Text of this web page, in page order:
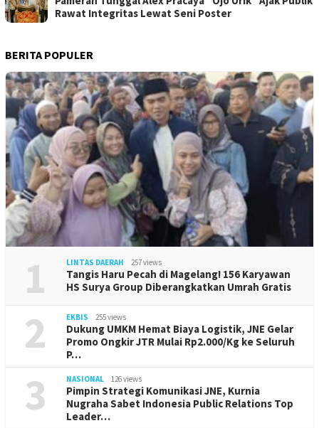
Rawat Integritas Lewat Seni Poster
BERITA POPULER
1 LINTAS DAERAH 257 views
Tangis Haru Pecah di Magelang! 156 Karyawan
HS Surya Group Diberangkatkan Umrah Gratis
2 EKBIS 255 views
Dukung UMKM Hemat Biaya Logistik, JNE Gelar
Promo Ongkir JTR Mulai Rp2.000/Kg ke Seluruh
P…
3 NASIONAL 126 views
Pimpin Strategi Komunikasi JNE, Kurnia
Nugraha Sabet Indonesia Public Relations Top
Leader…